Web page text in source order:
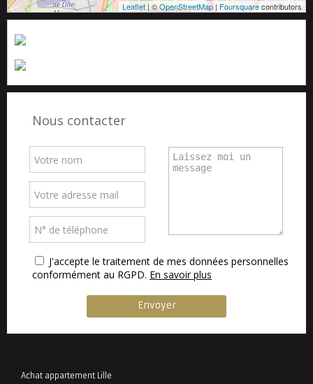
Leaflet | ©OpenStreetMap| Foursquarecontributors
Nous contacter
J'accepte le traitement de mes données personnelles
conformément au RGPD. En savoir plus
Achat appartement Lille